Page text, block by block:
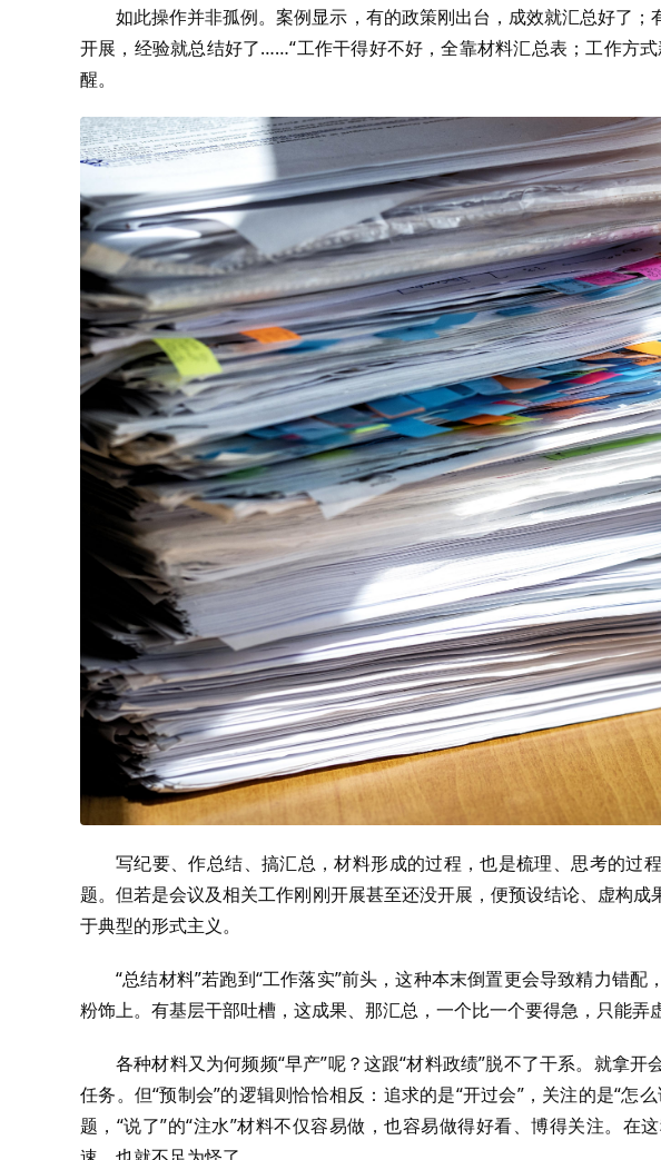
如此操作并非孤例。案例显示，有的政策刚出台，成效就汇总好了
开展，经验就总结好了……“工作干得好不好，全靠材料汇总表；工作方
醒。
写纪要、作总结、搞汇总，材料形成的过程，也是梳理、思考的过
题。但若是会议及相关工作刚刚开展甚至还没开展，便预设结论、虚构
于典型的形式主义。
“总结材料”若跑到“工作落实”前头，这种本末倒置更会导致精力错
粉饰上。有基层干部吐槽，这成果、那汇总，一个比一个要得急，只能弄
各种材料又为何频频“早产”呢？这跟“材料政绩”脱不了干系。就拿
任务。但“预制会”的逻辑则恰恰相反：追求的是“开过会”，关注的是“怎
题，“说了”的“注水”材料不仅容易做，也容易做得好看、博得关注。在